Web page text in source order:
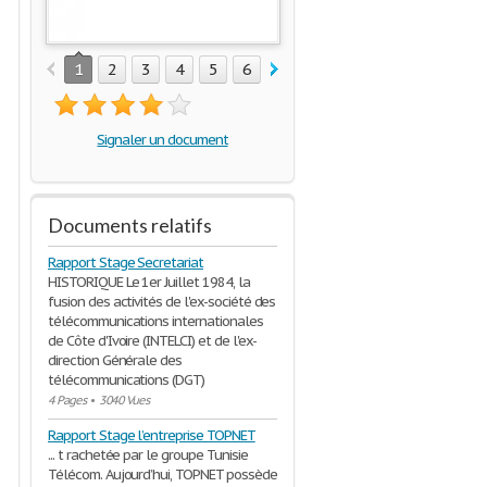
1 2 3 4 5 6 7
Signaler un document
Documents relatifs
Rapport Stage Secretariat
HISTORIQUE Le 1er Juillet 1984, la
fusion des activités de l'ex-société des
télécommunications internationales
de Côte d'Ivoire (INTELCI) et de l'ex-
direction Générale des
télécommunications (DGT)
4 Pages• 3040 Vues
Rapport Stage l’entreprise TOPNET
... t rachetée par le groupe Tunisie
Télécom. Aujourd’hui, TOPNET possède